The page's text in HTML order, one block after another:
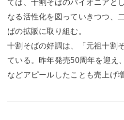
ては、十割そばのパイオニアと
なる活性化を図っていきつつ、
ばの拡販に取り組む。
十割そばの好調は、「元祖十割
ている。昨年発売50周年を迎え
などアピールしたことも売上げ